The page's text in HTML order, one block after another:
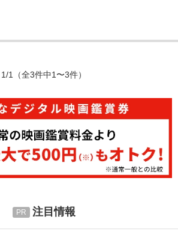
1/1 （全3件中1〜3件）
注目情報